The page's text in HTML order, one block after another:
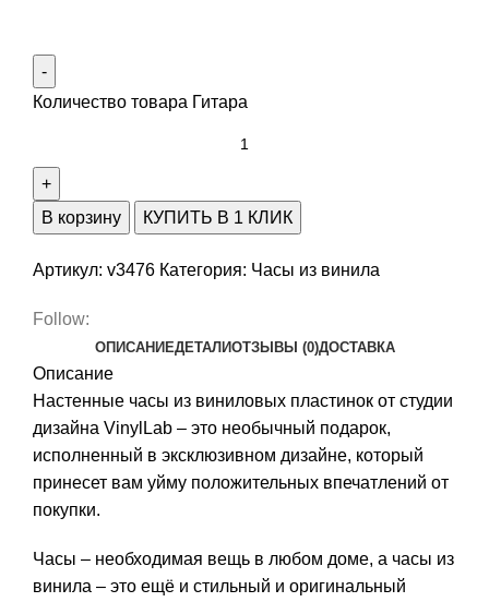
Количество товара Гитара
В корзину КУПИТЬ В 1 КЛИК
Артикул: v3476 Категория: Часы из винила
Follow:
ОПИСАНИЕДЕТАЛИОТЗЫВЫ (0)ДОСТАВКА
Описание
Настенные часы из виниловых пластинок от студии
дизайна VinylLab – это необычный подарок,
исполненный в эксклюзивном дизайне, который
принесет вам уйму положительных впечатлений от
покупки.
Часы – необходимая вещь в любом доме, а часы из
винила – это ещё и стильный и оригинальный